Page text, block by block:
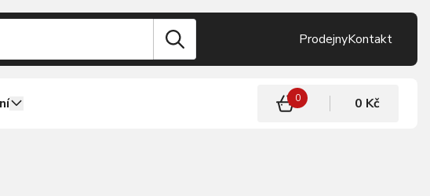
ProdejnyKontakt
0 0 Kč